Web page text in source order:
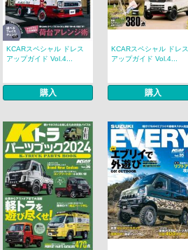
KCARスペシャル ドレス
アップガイド Vol.4...
購入
KCARスペシャル ドレス
アップガイド Vol.4...
購入